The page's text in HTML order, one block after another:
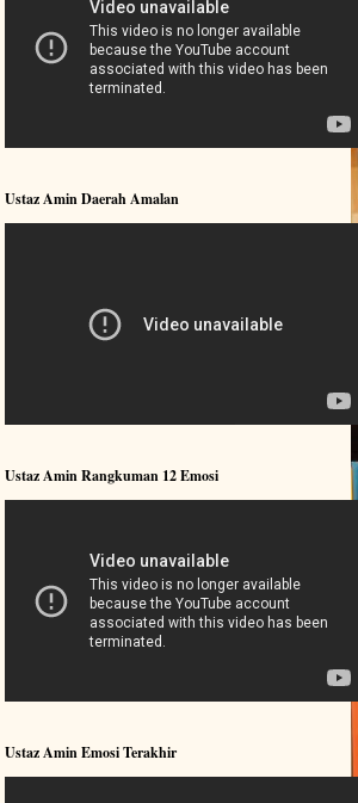
Ustaz Amin Daerah Amalan
Ustaz Amin Rangkuman 12 Emosi
Ustaz Amin Emosi Terakhir